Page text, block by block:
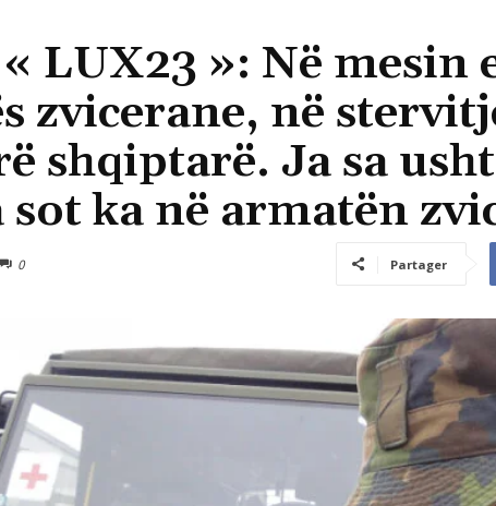
LUX23 »: Në mesin
zvicerane, në
shqiptarë. Ja sa
ka në armatën
0 Partager